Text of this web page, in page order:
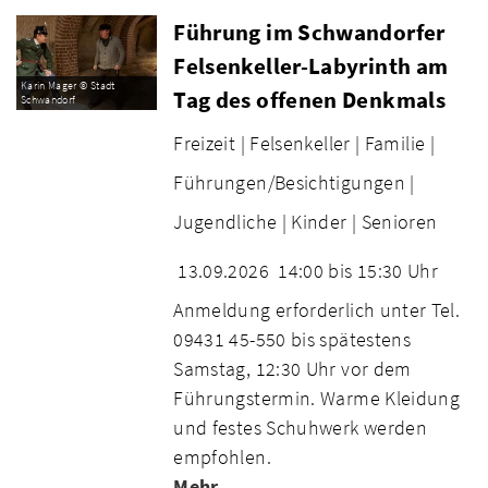
Karin Mager © Stadt
Schwandorf
Führung im Schwandorfer
Felsenkeller-Labyrinth am
Tag des offenen Denkmals
Freizeit | Felsenkeller | Familie |
Führungen/Besichtigungen |
Jugendliche | Kinder | Senioren
13.09.2026 14:00 bis 15:30 Uhr
Anmeldung erforderlich unter Tel.
09431 45-550 bis spätestens
Samstag, 12:30 Uhr vor dem
Führungstermin. Warme Kleidung
und festes Schuhwerk werden
empfohlen.